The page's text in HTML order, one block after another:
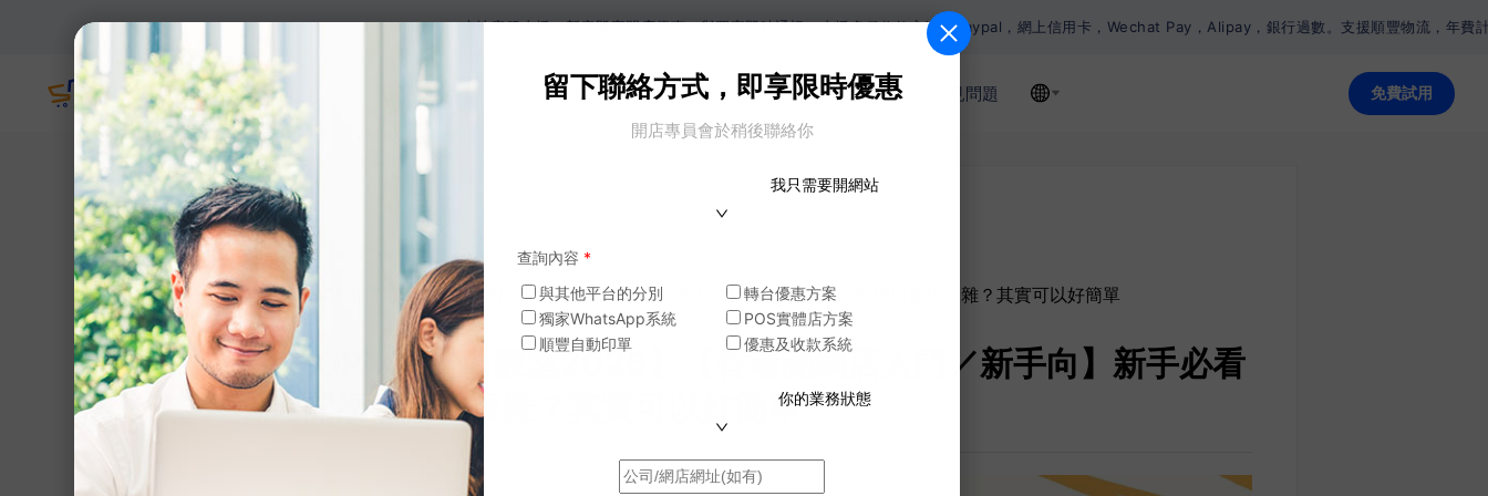
本地客服支援，新客即享開店優惠，與買家即時通訊。支援多種收款方法如Paypal，網上信用卡，Wechat Pay，Alipay，銀行過數。支援順豐物流，年費計劃獲贈
主頁 網店功能 商戶案例 模版 電商教室 常見問題 免費試用
留下聯絡方式，即享限時優惠
開店專員會於稍後聯絡你
我只需要開網站
查詢內容 *
與其他平台的分別
轉台優惠方案
獨家WhatsApp系統
POS實體店方案
順豐自動印單
優惠及收款系統
你的業務狀態
網誌
【SHOPAGE電商教室2026】【香港開網店入門／新手向】新手必看 香港開網店最怕複雜？其實可以好簡單
【SHOPAGE電商教室2026】【香港開網店入門／新手向】新手必看
香港開網店最怕複雜？其實可以好簡單